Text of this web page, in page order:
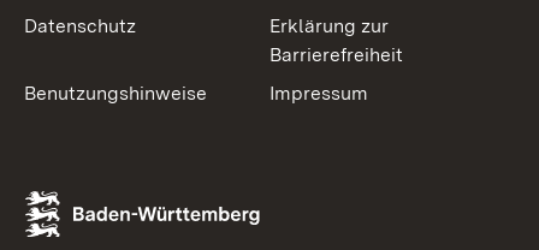
Datenschutz
Erklärung zur
Barrierefreiheit
Benutzungshinweise
Impressum